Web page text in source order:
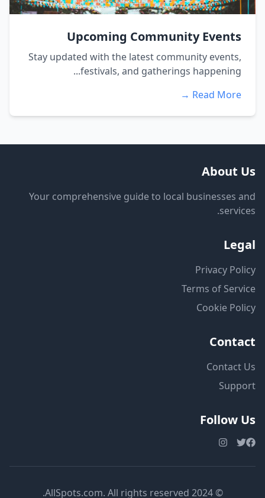
Upcoming Community Events
Stay updated with the latest community events,
festivals, and gatherings happening...
Read More →
About Us
Your comprehensive guide to local businesses and
services.
Legal
Privacy Policy
Terms of Service
Cookie Policy
Contact
Contact Us
Support
Follow Us
© 2024 AllSpots.com. All rights reserved.